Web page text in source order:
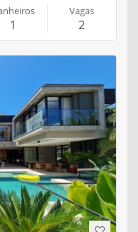
1
Vagas
2